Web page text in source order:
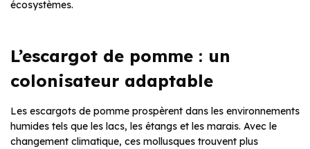
écosystèmes.
L’escargot de pomme : un
colonisateur adaptable
Les escargots de pomme prospèrent dans les environnements
humides tels que les lacs, les étangs et les marais. Avec le
changement climatique, ces mollusques trouvent plus